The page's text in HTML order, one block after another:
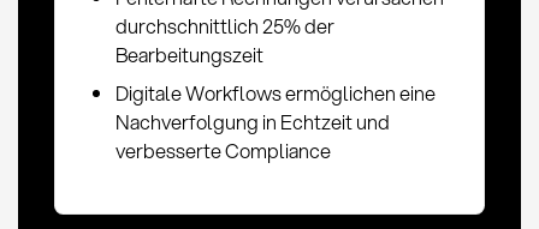
durchschnittlich 25% der
Bearbeitungszeit
Digitale Workflows ermöglichen eine
Nachverfolgung in Echtzeit und
verbesserte Compliance